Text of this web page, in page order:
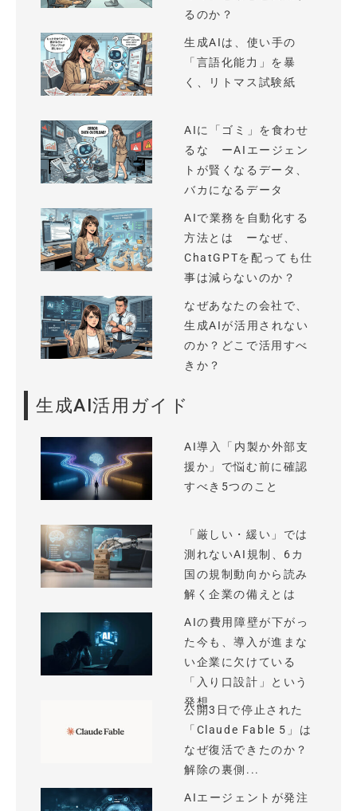
るのか？
生成AIは、使い手の
「言語化能力」を暴
く、リトマス試験紙
AIに「ゴミ」を食わせ
るな ーAIエージェン
トが賢くなるデータ、
バカになるデータ
AIで業務を自動化する
方法とは ーなぜ、
ChatGPTを配っても仕
事は減らないのか？
なぜあなたの会社で、
生成AIが活用されない
のか？どこで活用すべ
きか？
生成AI活用ガイド
AI導入「内製か外部支
援か」で悩む前に確認
すべき5つのこと
「厳しい・緩い」では
測れないAI規制、6カ
国の規制動向から読み
解く企業の備えとは
AIの費用障壁が下がっ
た今も、導入が進まな
い企業に欠けている
「入り口設計」という
発想
公開3日で停止された
「Claude Fable 5」は
なぜ復活できたのか？
解除の裏側...
AIエージェントが発注